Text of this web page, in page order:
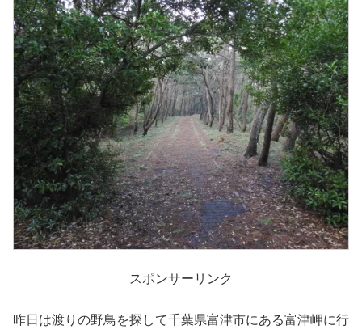
スポンサーリンク
昨日は渡りの野鳥を探して千葉県富津市にある富津岬に行